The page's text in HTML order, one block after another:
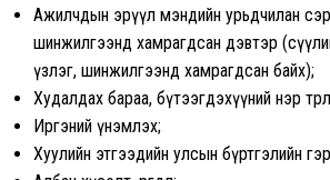
Ажилчдын эрүүл мэндийн урьдчилан
шинжилгээнд хамрагдсан дэвтэр
үзлэг, шинжилгээнд хамрагдсан байх);
Худалдах бараа, бүтээгдэхүүний нэр
Иргэний үнэмлэх;
Хуулийн этгээдийн улсын бүртгэлийн